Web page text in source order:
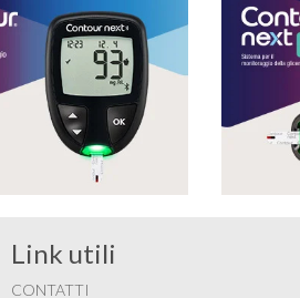
Link utili
CONTATTI